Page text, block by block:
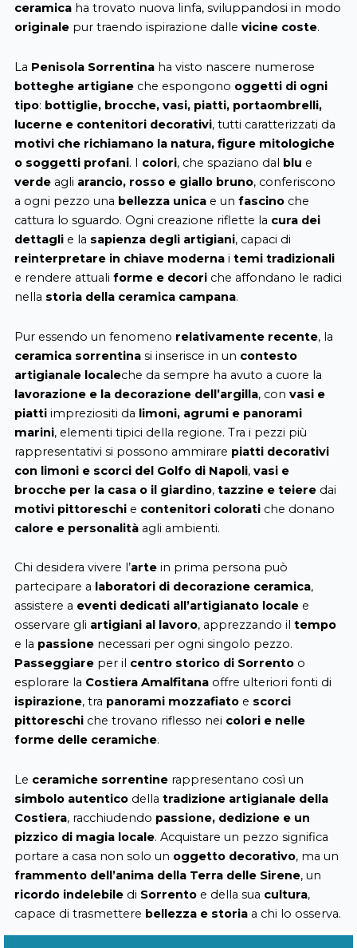
ceramicaha trovato nuova linfa, sviluppandosi in modo
originalepur traendo ispirazione dalle vicine coste.
La Penisola Sorrentinaha visto nascere numerose
botteghe artigianeche espongono oggetti di ogni
tipo: bottiglie, brocche, vasi, piatti, portaombrelli,
lucerne e contenitori decorativi, tutti caratterizzati da
motivi che richiamano la natura, figure mitologiche
o soggetti profani. I colori, che spaziano dal blu e
verdeagli arancio, rosso e giallo bruno, conferiscono
a ogni pezzo una bellezza unicae un fascinoche
cattura lo sguardo. Ogni creazione riflette la cura dei
dettaglie la sapienza degli artigiani, capaci di
reinterpretare in chiave modernai temi tradizionali
e rendere attuali forme e decoriche affondano le radici
nella storia della ceramica campana.
Pur essendo un fenomeno relativamente recente, la
ceramica sorrentinasi inserisce in un contesto
artigianale localeche da sempre ha avuto a cuore la
lavorazione e la decorazione dell’argilla, con vasi e
piattiimpreziositi da limoni, agrumi e panorami
marini, elementi tipici della regione. Tra i pezzi più
rappresentativi si possono ammirare piatti decorativi
con limoni e scorci del Golfo di Napoli, vasi e
brocche per la casa o il giardino, tazzine e teieredai
motivi pittoreschie contenitori coloratiche donano
calore e personalitàagli ambienti.
Chi desidera vivere l’artein prima persona può
partecipare a laboratori di decorazione ceramica,
assistere a eventi dedicati all’artigianato localee
osservare gli artigiani al lavoro, apprezzando il tempo
e la passionenecessari per ogni singolo pezzo.
Passeggiareper il centro storico di Sorrentoo
esplorare la Costiera Amalfitanaoffre ulteriori fonti di
ispirazione, tra panorami mozzafiatoe scorci
pittoreschiche trovano riflesso nei colori e nelle
forme delle ceramiche.
Le ceramiche sorrentinerappresentano così un
simbolo autenticodella tradizione artigianale della
Costiera, racchiudendo passione, dedizione e un
pizzico di magia locale. Acquistare un pezzo significa
portare a casa non solo un oggetto decorativo, ma un
frammento dell’anima della Terra delle Sirene, un
ricordo indelebiledi Sorrentoe della sua cultura,
capace di trasmettere bellezza e storiaa chi lo osserva.